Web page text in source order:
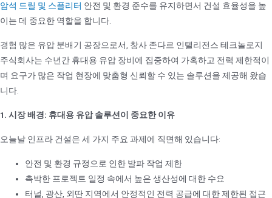
암석 드릴 및 스플리터 안전 및 환경 준수를 유지하면서 건설 효율성을 높
이는 데 중요한 역할을 합니다.
경험 많은 유압 분배기 공장으로서, 창사 존다르 인텔리전스 테크놀로지
주식회사는 수년간 휴대용 유압 장비에 집중하여 가혹하고 전력 제한적이
며 요구가 많은 작업 현장에 맞춤형 신뢰할 수 있는 솔루션을 제공해 왔습
니다.
1. 시장 배경: 휴대용 유압 솔루션이 중요한 이유
오늘날 인프라 건설은 세 가지 주요 과제에 직면해 있습니다:
안전 및 환경 규정으로 인한 발파 작업 제한
촉박한 프로젝트 일정 속에서 높은 생산성에 대한 수요
터널, 광산, 외딴 지역에서 안정적인 전력 공급에 대한 제한된 접근